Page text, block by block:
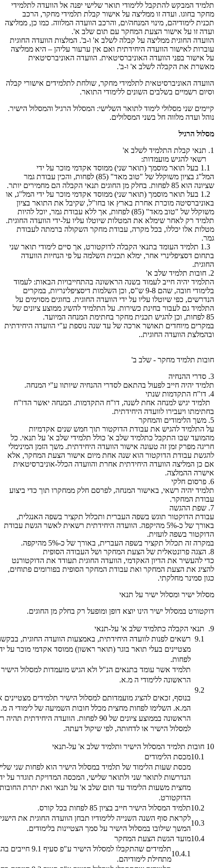
תלמיד המבקש להתקבל ללימודי תואר שלישי יפנה אל הוועדה לתלמידי
מחקר בחוגו. ועדה זו ממליצה על אישור קבלת תלמידי מחקר, הרכב
תכנית לימודיהם, מינוי המנחה/ים, והרכב הוועדה המלווה. כמו כן, ממליצה
ועדה זו על אישור הצעת המחקר עם תום שלב א'.
הוועדה החוגית ממליצה על קבלה לשלב א' ו-ב'. המלצות הוועדה החוגית
עוברות לאישור הוועדה היחידתית ואם אין ערעור עליהן – היא ממליצה
על אישור בפני הוועדה האוניברסיטאית. הוועדה האוניברסיטאית
מאשרת את הקבלה לשלב א' ו-ב'.
הוועדה האוניברסיטאית לתלמידי מחקר, שולחת לתלמידים אישורי קבלה
וסיום רשמיים בשלבים השונים ללימודי התואר.
קיימים שני מסלולי לימוד לתואר השלישי: המסלול הרגיל והמסלול הישיר.
נוהל ועדה מלווה חל בשני המסלולים.
מסלול הרגיל
1. תנאי קבלת התלמיד לשלב א'
רשאי להגיש מועמדות:
1.1 בעל תואר מוסמך (תואר שני) ממוסד אקדמי מוכר על ידי
המל"ג בציון משוקלל של "טוב מאד" (85) לפחות, והכין עבודת גמר
שציונה הוא 85 לפחות. בחלק מן החוגים תנאי הקבלה הם מחמירים יותר.
1.2 בעל תואר מוסמך (תואר שני) ממוסד אקדמי מוכר על ידי המל"ג, או
באוניברסיטה מוכרת אחרת בארץ או בחו"ל, שקיבל את התואר בציון
משוקלל של "טוב מאד" (85) לפחות, אך ללא עבודת גמר, יוכל להיות
תלמיד רק לאחר שימלא את המטלות שיוטלו עליו על-ידי הוועדה החוגית.
מטלות אלו יכללו, בכל מקרה, עבודת מחקר השקולה ברמתה לעבודת
גמר.
1.3 תלמיד העומד בתנאי הקבלה לדוקטורט, אך סיים לימודי תואר שני
בתחום דסציפלינרי אחר, ימלא תכנית השלמה על פי הנחיות הוועדה
החוגית.
2. חובות תלמיד שלב א'
התלמיד יהיה חייב לעמוד בשנה הראשונה בהתחייבויות הבאות: לעמוד
בלימודי חובה, שהם 9-8 ש"ס, וכן השלמות דיסציפלינריות, במקרים
הנדרשים, כפי שיוטלו עליו על ידי הוועדה החוגית. בחוגים מסוימים על
התלמיד גם לעבור בחינת כשירות. על התלמיד להשיג ממוצע ציונים של
85 לפחות, וכן להגיש תכנית מחקר בחתימת המנחה המיועד.
במקרים מיוחדים תאושר ארכה של עד שנה נוספת ע"י הוועדה היחידתית
ובהמלצת הוועדה החוגית..
חובות תלמיד מחקר - שלב ב'
3. סדרי ההנחיה
תלמיד יהיה חייב לפעול בהתאם לסדרי ההנחיה שיותוו ע"י המנחה.
4. דו"ח התקדמות שנתי
תלמיד יגיש למנחה אחת לשנה, דו"ח התקדמות. המנחה יאשר הדו"ח
בחתימתו ויעבירו לוועדה היחידתית.
5. משך הלימודים והמחקר
על התלמיד להגיש את עבודת הדוקטור תוך חמש שנים אקדמיות
מהמועד שבו התקבל כתלמיד שלב א' כולל תלמידי שלב א' על תנאי. כל
חריגה מפרק זמן זה טעונה אישור הוועדה היחידתית. משך הזמן המינימלי
להגשת עבודת הדוקטור הוא שנה אחת מיום אישור הצעת המחקר, אלא
אם כן המליצה הוועדה היחידתית אחרת והוועדה הכלל-אוניברסיטאית
אישרה ההמלצה.
6. פרסום חלקי
תלמיד יהיה רשאי, באישור המנחה, לפרסם חלק ממחקרו תוך כדי ביצוע
עבודת המחקר.
7. שפת ההגשה
עבודת הדוקטור תוגש בשפה העברית ותכלול תקציר בשפה האנגלית,
באורך של כ-5% מהיקפה. הוועדה היחידתית רשאית לאשר הגשת עבודת
הדוקטור בשפה לועזית.
במקרה זה תכלול תקציר בשפה העברית, באורך של כ-5% מהיקפה.
8. הצגה פרונטאלית של הצעת המחקר ושל העבודה הסופית
כדי להעשיר את הדיון האקדמי, הוועדה החוגית תעודד את הדוקטורנט
להציג את הצעת המחקר ואת עבודת המחקר הסופית בפורומים פתוחים,
כגון סמינר מחלקתי.
מסלול ישיר ומסלול ישיר על תנאי
דוקטורט במסלול ישיר הינו יוצא דופן ומופעל רק בחלק מן החוגים.
9.
תנאי הקבלה כתלמיד שלב א' על-תנאי
9.1 רשאים לפנות לוועדה היחידתית, באמצעות הוועדה החוגית,
לפחות.
תלמיד אשר עומד בתנאים הנ"ל ולא הגיש מועמדות למסלול
הראשונה ללימודי ה מ.א.
9.2
בנוסף, זכאים להציג מועמדותם למסלול הישיר תלמידים
המ.א. השלימו לפחות מחצית מכלל חובות השמיעה של לימודי ה
הראשונה בממוצע ציונים של 90 לפחות.
למסלול הישיר או לדחותה, לפי שיקול דעתה.
10 חובות תלמיד המסלול הישיר ותלמיד שלב א' על-תנאי
10.1מכסת הלימודים
מכסת שעות הלימוד של תלמיד במסלול הישיר הוא לפחות שני
הנדרשות לתואר שני ולתואר שלישי, המכסה המדויקת תוגדר על
מחצית משעות הלימוד עד תום שלב א' על תנאי ואת יתרת
הדוקטורט.
10.2תלמיד המסלול הישיר חייב בציון 85 לפחות בכל קורס.
10.3
לקראת סוף השנה השנייה ללימודיו תבחן הוועדה החוגית את
המשך שילובו במסלול הישיר על סמך הצטיינות בלימודים.
10.4מועד הגשת הצעת המחקר
10.4.1
תלמידים שהתקבלו
מתחילת לימודיהם.